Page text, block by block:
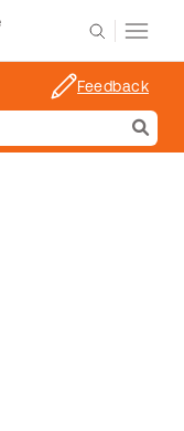
Feedback